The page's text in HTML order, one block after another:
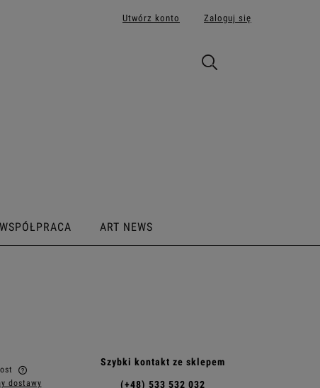
Utwórz konto Zaloguj się
WSPÓŁPRACA ART NEWS
dostawy
Szybki kontakt ze sklepem
(+48) 533 532 032